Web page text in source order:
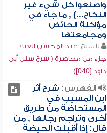
واصنعوا كل شيء غير
النكاح...) , ما جاء في
مؤاكلة الحائض
ومجامعتها
للشيخ: عبد المحسن العباد
جزء من محاضرة ( شرح سنن أبي
داود [040])
الفهرس: شرح أثر
ابن المسيب في
المستحاضة من طريق
أخرى وتراجم رجالها , من
قال: إذا أقبلت الحيضة